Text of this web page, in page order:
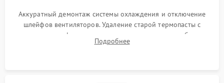
Аккуратный демонтаж системы охлаждения и отключение
шлейфов вентиляторов. Удаление старой термопасты с
кристалла графического чипа и термопрокладок с банок
памяти и зоны VRM. Очистка платы от пыли и окислов.
Подробнее